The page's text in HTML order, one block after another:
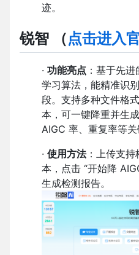
迹。
锐智 （点击进入
· 功能亮点 ：基于先
学习算法，能精准识
段。支持多种文件格
本，可一键降重并生
AIGC 率、重复率等关
· 使用方法：上传支持
本，点击 “开始降
生成检测报告。